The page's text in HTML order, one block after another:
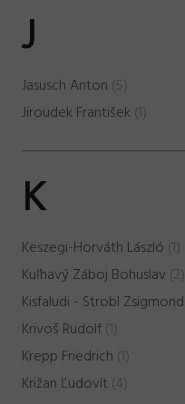
J
Jasusch Anton (5)
Jiroudek František (1)
K
Keszegi-Horváth László (1)
Kuľhavý Záboj Bohuslav (2)
Kisfaludi - Strobl Zsigmond
Krivoš Rudolf(1)
Krepp Friedrich (1)
Križan Ľudovít (4)